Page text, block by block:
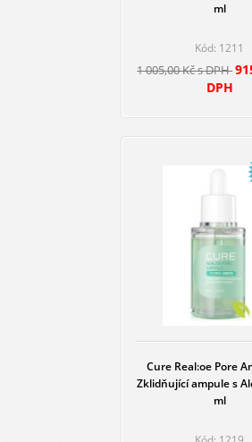
ml
Kód: 1211
1 005,00 Kč s DPH
DPH
Cure Real:oe Pore
Zklidňující ampule s
ml